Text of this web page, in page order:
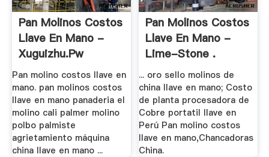
Pan Molinos Costos
Llave En Mano -
Xuguizhu.pw
Pan molino costos llave en
mano. pan molinos costos
llave en mano panaderia el
molino cali palmer molino
polbo palmiste
agrietamiento máquina
china llave en mano ...
Pan Molinos Costos
Llave En Mano -
Lime-Stone .
... oro sello molinos de
china llave en mano; Costo
de planta procesadora de
Cobre portatil llave en
Perú Pan molino costos
llave en mano,Chancadoras
China.